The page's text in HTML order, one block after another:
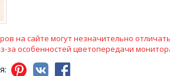
на сайте могут незначительно
за особенностей цветопередачи